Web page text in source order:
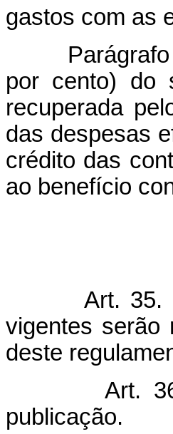
gastos com as
Parágrafo
por cento) do
recuperada
das despesas
crédito das
ao benefício
Art. 35.
vigentes serão
deste
Art.
publicação.